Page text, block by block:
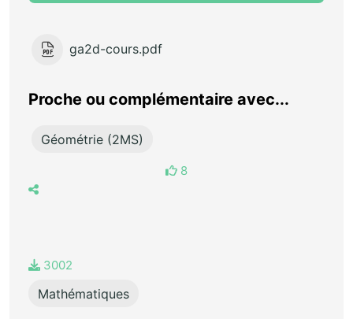
ga2d-cours.pdf
Proche ou complémentaire avec...
Géométrie (2MS)
8
3002
Mathématiques